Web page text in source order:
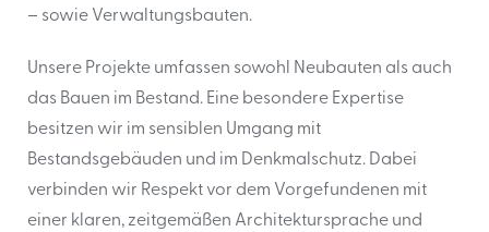
– sowie Verwaltungsbauten.
Unsere Projekte umfassen sowohl Neubauten als auch
das Bauen im Bestand. Eine besondere Expertise
besitzen wir im sensiblen Umgang mit
Bestandsgebäuden und im Denkmalschutz. Dabei
verbinden wir Respekt vor dem Vorgefundenen mit
einer klaren, zeitgemäßen Architektursprache und